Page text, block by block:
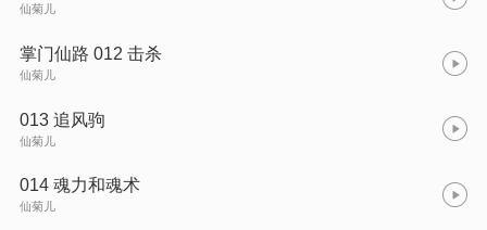
仙菊儿
掌门仙路 012 击杀
仙菊儿
013 追风驹
仙菊儿
014 魂力和魂术
仙菊儿